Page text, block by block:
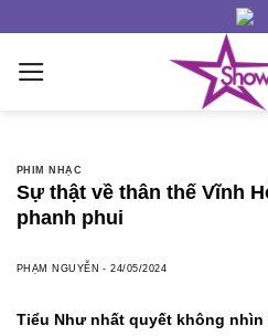
content
PHIM NHẠC
Sự thật về thân thế Vĩnh
phanh phui
PHẠM NGUYỄN -24/05/2024
Tiểu Như nhất quyết không